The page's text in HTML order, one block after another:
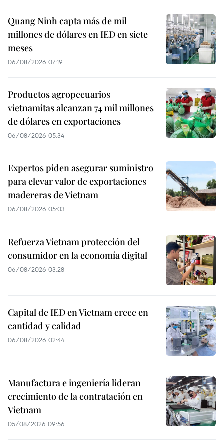
Quang Ninh capta más de mil
millones de dólares en IED en siete
meses
06/08/2026 07:19
Productos agropecuarios
vietnamitas alcanzan 74 mil millones
de dólares en exportaciones
06/08/2026 05:34
Expertos piden asegurar suministro
para elevar valor de exportaciones
madereras de Vietnam
06/08/2026 05:03
Refuerza Vietnam protección del
consumidor en la economía digital
06/08/2026 03:28
Capital de IED en Vietnam crece en
cantidad y calidad
06/08/2026 02:44
Manufactura e ingeniería lideran
crecimiento de la contratación en
Vietnam
05/08/2026 09:56